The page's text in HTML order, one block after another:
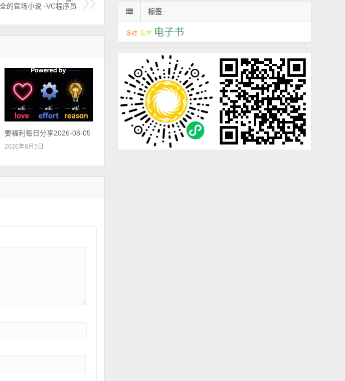
的官场小说 -VC程序员
要福利每日分享2026-08-05
2026年8月5日
标签
多娃 家学 电子书